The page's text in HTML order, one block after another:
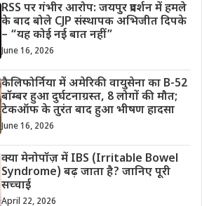
RSS पर गंभीर आरोप: जयपुर प्रदर्शन में हमले
के बाद बोले CJP संस्थापक अभिजीत दिपके
– “यह कोई नई बात नहीं”
June 16, 2026
कैलिफोर्निया में अमेरिकी वायुसेना का B-52
बॉम्बर हुआ दुर्घटनाग्रस्त, 8 लोगों की मौत;
टेकऑफ के तुरंत बाद हुआ भीषण हादसा
June 16, 2026
क्या मेनोपॉज़ में IBS (Irritable Bowel
Syndrome) बढ़ जाता है? जानिए पूरी
सच्चाई
April 22, 2026